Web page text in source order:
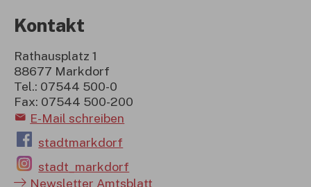
Kontakt
Rathausplatz 1
88677 Markdorf
Tel.: 07544 500-0
Fax: 07544 500-200
E-Mail schreiben
stadtmarkdorf
stadt_markdorf
Newsletter Amtsblatt